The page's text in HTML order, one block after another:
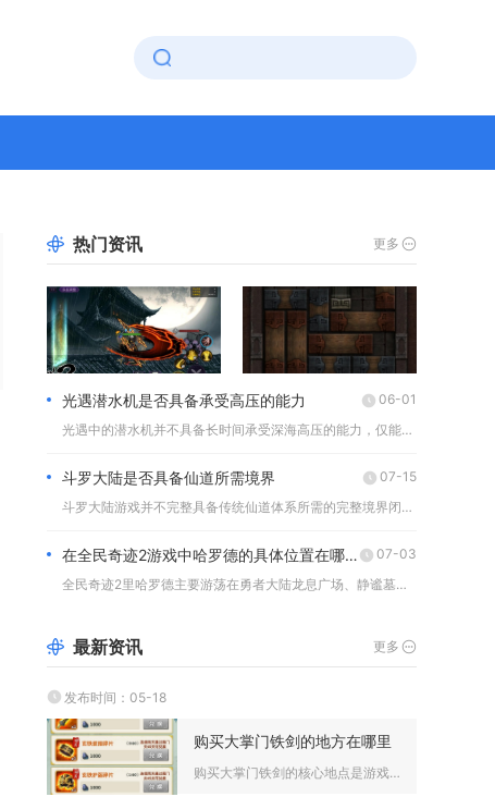
热门资讯 更多
光遇潜水机是否具备承受高压的能力
06-01
光遇中的潜水机并不具备长时间承受深海高压的能力，仅能在中等深...
斗罗大陆是否具备仙道所需境界
07-15
斗罗大陆游戏并不完整具备传统仙道体系所需的完整境界闭环，仅存...
在全民奇迹2游戏中哈罗德的具体位置在哪里
07-03
全民奇迹2里哈罗德主要游荡在勇者大陆龙息广场、静谧墓地、南郊...
最新资讯 更多
发布时间：05-18
购买大掌门铁剑的地方在哪里
购买大掌门铁剑的核心地点是游戏内的铁匠铺，此外还可通过闯荡江...